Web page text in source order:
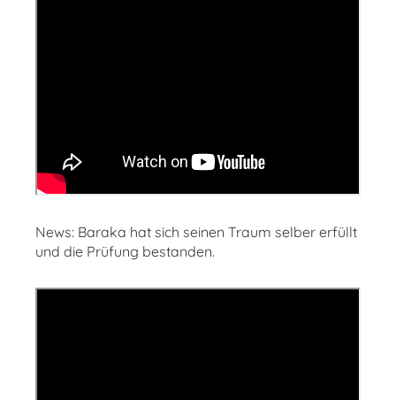
News: Baraka hat sich seinen Traum selber erfüllt
und die Prüfung bestanden.